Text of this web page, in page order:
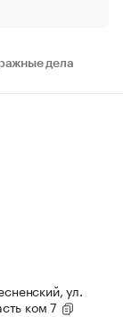
дела
ул.
ком 7